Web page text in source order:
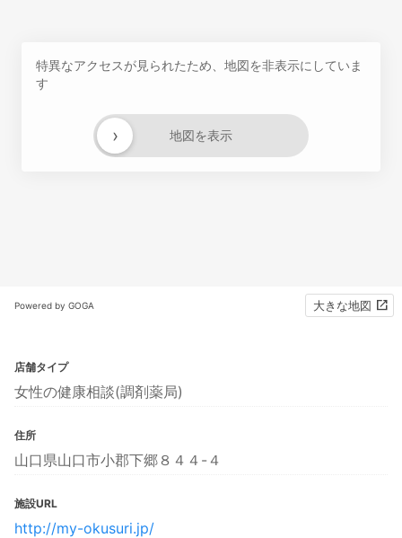
特異なアクセスが見られたため、地図を非表示にしていま
す
地図を表示
›
Powered by GOGA 大きな地図
店舗タイプ
女性の健康相談(調剤薬局)
住所
山口県山口市小郡下郷８４４-４
施設URL
http://my-okusuri.jp/